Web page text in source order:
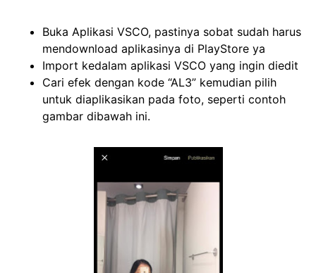
Buka Aplikasi VSCO, pastinya sobat sudah harus
mendownload aplikasinya di PlayStore ya
Import kedalam aplikasi VSCO yang ingin diedit
Cari efek dengan kode “AL3” kemudian pilih
untuk diaplikasikan pada foto, seperti contoh
gambar dibawah ini.